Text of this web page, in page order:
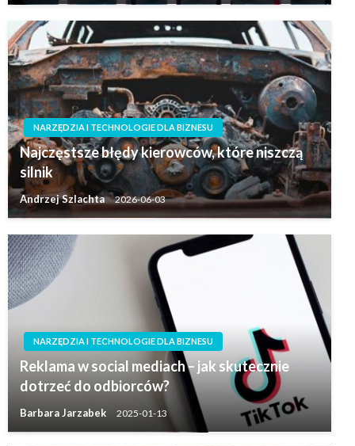
NARZĘDZIA I TECHNOLOGIE DLA BIZNESU
Najczęstsze błędy kierowców, które niszczą
silnik
Andrzej Szlachta 2026-06-03
NARZĘDZIA I TECHNOLOGIE DLA BIZNESU
Reklama w social mediach – jak skutecznie
dotrzeć do odbiorców?
Barbara Jarzabek 2025-01-13